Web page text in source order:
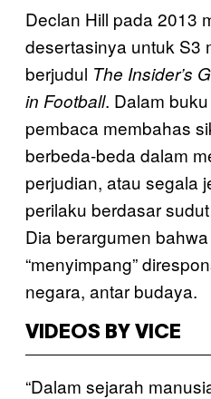
Declan Hill pada 2013
desertasinya untuk S3
berjudul The Insider’s
in Football. Dalam
pembaca membahas
berbeda-beda dalam
perjudian, atau segala
perilaku berdasar
Dia berargumen
“menyimpang”
negara, antar budaya.
VIDEOS BY VICE
“Dalam sejarah